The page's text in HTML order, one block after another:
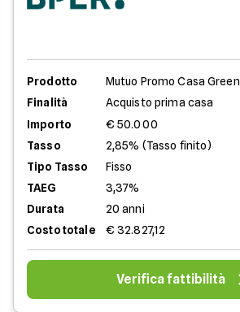
Prodotto
Mutuo Promo Casa Green
Finalità
Acquisto prima casa
Importo
€ 50.000
Tasso
2,85% (Tasso finito)
Tipo Tasso
Fisso
TAEG
3,37%
Durata
20 anni
Costo totale
€ 32.827,12
Verifica fattibilità